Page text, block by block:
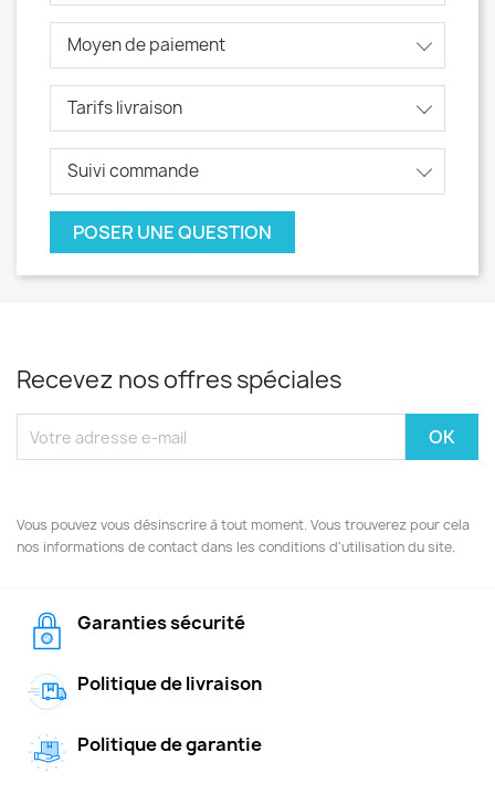
Moyen de paiement
Tarifs livraison
Suivi commande
POSER UNE QUESTION
Recevez nos offres spéciales
Vous pouvez vous désinscrire à tout moment. Vous trouverez pour cela
nos informations de contact dans les conditions d'utilisation du site.
Garanties sécurité
Politique de livraison
Politique de garantie